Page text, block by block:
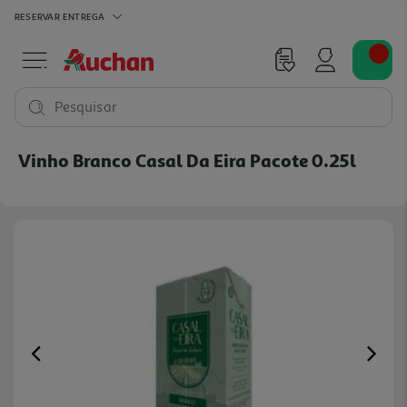
RESERVAR ENTREGA
Pesquisar
Vinho Branco Casal Da Eira Pacote 0.25l
Previous